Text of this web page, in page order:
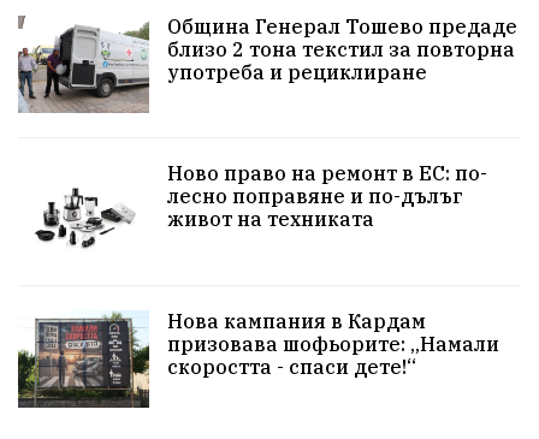
Шах Балканиада Спорт Световен
Шампион
Общност Крушари
Община Генерал Тошево предаде
близо 2 тона текстил за повторна
употреба и рециклиране
Ново право на ремонт в ЕС: по-
лесно поправяне и по-дълъг
живот на техниката
Нова кампания в Кардам
призовава шофьорите: „Намали
скоростта - спаси дете!“